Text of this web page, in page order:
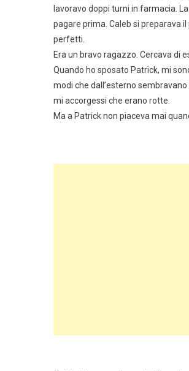
lavoravo doppi turni in farmacia.
pagare prima. Caleb si preparava
perfetti.
Era un bravo ragazzo. Cercava di
Quando ho sposato Patrick, mi
modi che dall’esterno
mi accorgessi che erano rotte.
Ma a Patrick non piaceva mai